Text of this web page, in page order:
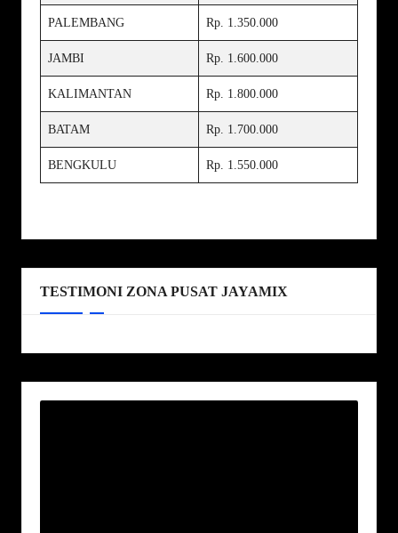
PALEMBANG Rp. 1.350.000
JAMBI Rp. 1.600.000
KALIMANTAN Rp. 1.800.000
BATAM Rp. 1.700.000
BENGKULU Rp. 1.550.000
TESTIMONI ZONA PUSAT JAYAMIX